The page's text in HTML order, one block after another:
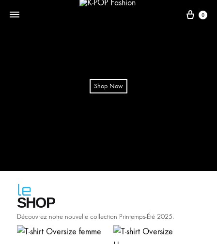
0
Shop Now
le
SHOP
Découvrez notre nouvelle collection Printemps-Été 2025.